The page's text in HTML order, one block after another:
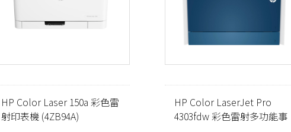
HP Color Laser 150a 彩色雷
射印表機 (4ZB94A)
HP Color LaserJet Pro
4303fdw 彩色雷射多功能事